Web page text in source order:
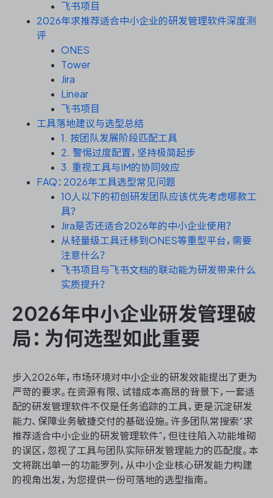
ASPICE 研发管理
飞书项目
2026年求推荐适合中小企业的研发管理软件深度测
评
ONES
Tower
Jira
Linear
飞书项目
工具落地建议与选型总结
1. 按团队发展阶段匹配工具
2. 警惕过度配置，坚持极简起步
3. 重视工具与IM的协同效应
FAQ：2026年工具选型常见问题
10人以下的初创研发团队应该优先考虑哪款工
具？
Jira是否还适合2026年的中小企业使用？
从轻量级工具迁移到ONES等重型平台，需要
注意什么？
飞书项目与飞书文档的联动能为研发带来什么
实质提升？
2026年中小企业研发管理破
局：为何选型如此重要
步入2026年，市场环境对中小企业的研发效能提出了更为
严苛的要求。在资源有限、试错成本高昂的背景下，一套适
配的研发管理软件不仅是任务追踪的工具，更是沉淀研发
能力、保障业务敏捷交付的基础设施。许多团队常搜索“求
推荐适合中小企业的研发管理软件”，但往往陷入功能堆砌
的误区，忽视了工具与团队实际研发管理能力的匹配度。本
文将跳出单一的功能罗列，从中小企业核心研发能力构建
的视角出发，为您提供一份可落地的选型指南。